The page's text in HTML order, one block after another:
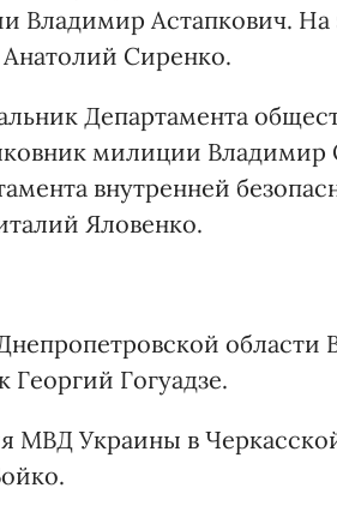
Владимир Астапкович. На
Сиренко.
Департамента
милиции
внутренней
Яловенко.
области
Георгий Гогуадзе.
МВД Украины в